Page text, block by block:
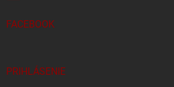
FACEBOOK
PRIHLÁSENIE